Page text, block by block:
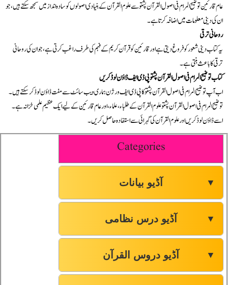
عام قارئین توضیح المرام فی اصول القرآن پشتو سے علوم القرآن کے بنیادی اصولوں کو سادہ انداز میں سمجھ سکتے ہیں، جو
ان کی دینی معلومات میں اضافہ کرتا ہے۔
روحانی ترقی
یہ کتاب دینی شعور کو فروغ دیتی ہے اور قارئین کو قرآن کریم کے فہم کی طرف راغب کرتی ہے، جو ان کی روحانی
ترقی کا باعث بنتی ہے۔
کتاب توضیح المرام فی اصول القرآن پشتو پی ڈی ایف ڈاؤن لوڈ کریں
اب آپ توضیح المرام فی اصول القرآن پشتو کا پی ڈی ایف ورژن ہماری ویب سائٹ سے مفت ڈاؤن لوڈ کر سکتے ہیں۔
توضیح المرام فی اصول القرآن پشتو علوم القرآن کے طلباء، علماء، اور عام قارئین کے لیے ایک عظیم علمی خزانہ ہے۔
اسے ڈاؤن لوڈ کریں اور علوم القرآن کی گہرائی سے استفادہ حاصل کریں۔
Categories
آڈیو بیانات ▼
آڈیو درس نظامی ▼
آڈیو دروس القرآن ▼